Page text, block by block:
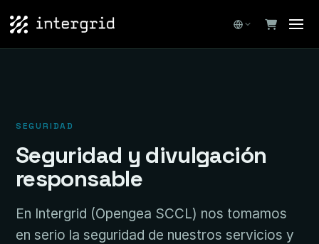
SEGURIDAD
Seguridad y divulgación
responsable
En Intergrid (Opengea SCCL) nos tomamos
en serio la seguridad de nuestros servicios y